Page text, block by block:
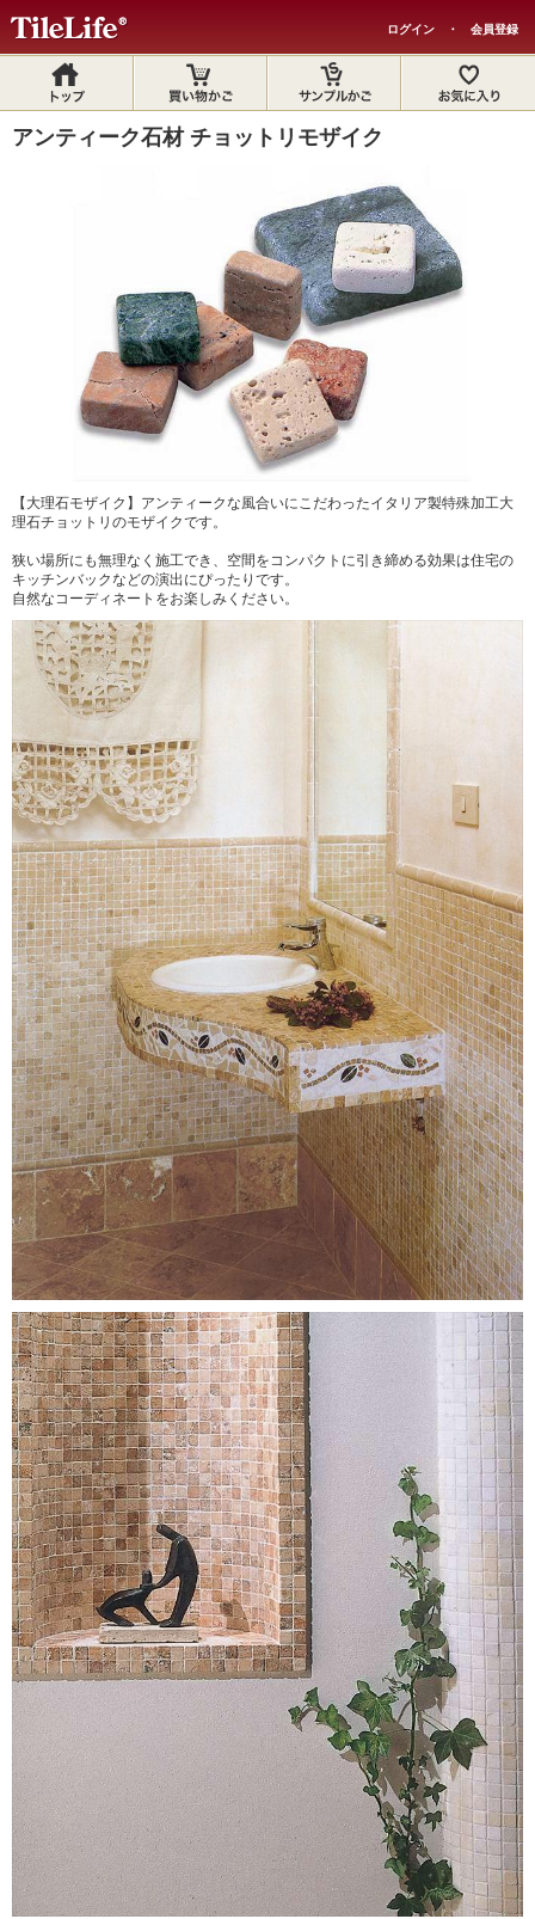
ログイン ・ 会員登録
アンティーク石材 チョットリモザイク
【大理石モザイク】アンティークな風合いにこだわったイタリア製特殊加工大
理石チョットリのモザイクです。
狭い場所にも無理なく施工でき、空間をコンパクトに引き締める効果は住宅の
キッチンバックなどの演出にぴったりです。
自然なコーディネートをお楽しみください。